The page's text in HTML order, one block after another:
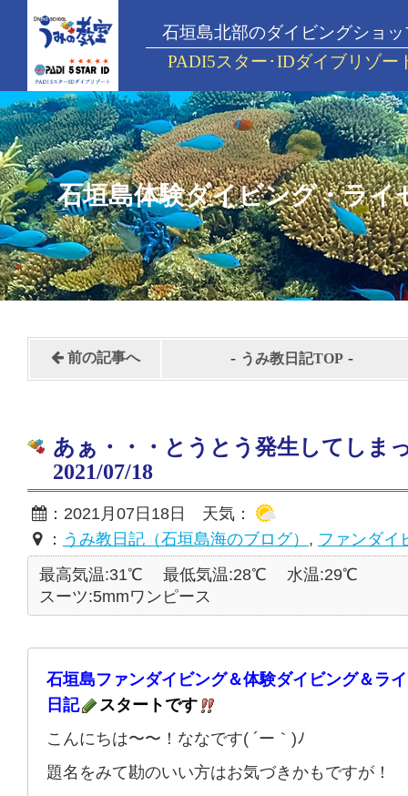
石垣島北部のダイビングショッ
PADI5スター･IDダイブリゾー
石垣島体験ダイビング・ライ
前の記事へ - うみ教日記TOP -
あぁ・・・とうとう発生してしま
2021/07/18
：2021月07日18日 天気：
： うみ教日記（石垣島海のブログ） , ファンダイ
最高気温:31℃
最低気温:28℃
水温:29℃
スーツ:5mmワンピース
石垣島ファンダイビング＆体験ダイビング＆ラ
日記
スタートです
こんにちは〜〜！ななです( ´ー｀)ﾉ
題名をみて勘のいい方はお気づきかもですが！